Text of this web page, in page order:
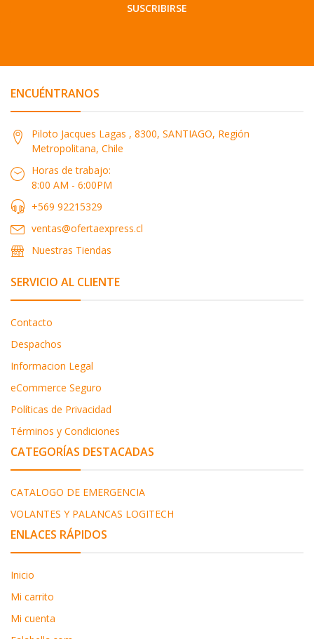
SUSCRIBIRSE
ENCUÉNTRANOS
Piloto Jacques Lagas , 8300, SANTIAGO, Región
Metropolitana, Chile
Horas de trabajo:
8:00 AM - 6:00PM
+569 92215329
ventas@ofertaexpress.cl
Nuestras Tiendas
SERVICIO AL CLIENTE
Contacto
Despachos
Informacion Legal
eCommerce Seguro
Políticas de Privacidad
Términos y Condiciones
CATEGORÍAS DESTACADAS
CATALOGO DE EMERGENCIA
VOLANTES Y PALANCAS LOGITECH
ENLACES RÁPIDOS
Inicio
Mi carrito
Mi cuenta